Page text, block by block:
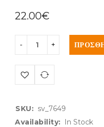
22.00€
SKU: sv_7649
Availability: In Stock